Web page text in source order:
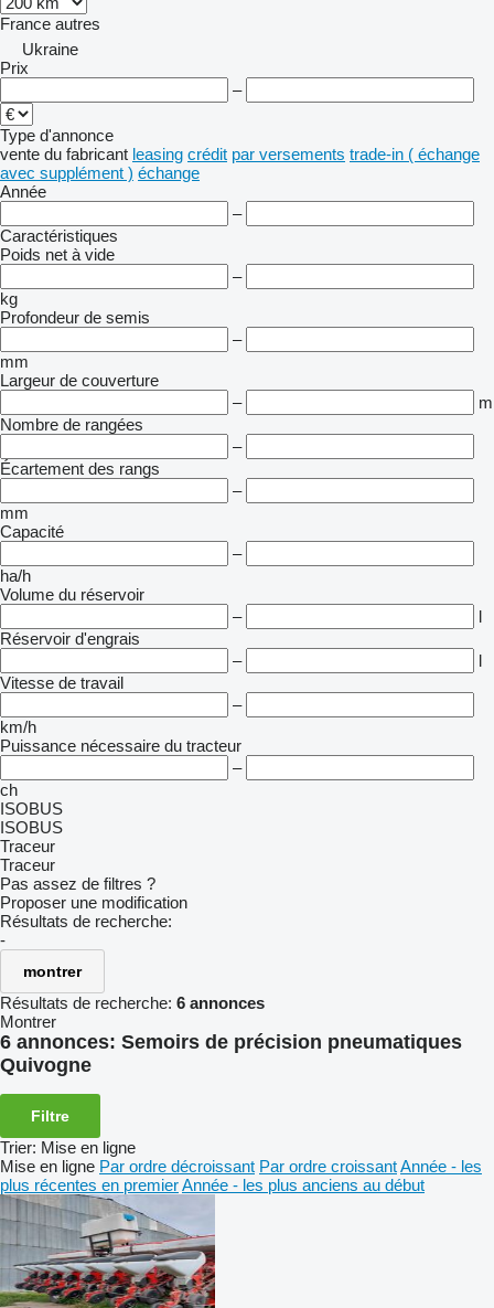
France autres
Ukraine
Prix
–
Type d'annonce
vente du fabricant leasing crédit par versements trade-in ( échange
avec supplément ) échange
Année
–
Caractéristiques
Poids net à vide
–
kg
Profondeur de semis
–
mm
Largeur de couverture
–
m
Nombre de rangées
–
Écartement des rangs
–
mm
Capacité
–
ha/h
Volume du réservoir
–
l
Réservoir d'engrais
–
l
Vitesse de travail
–
km/h
Puissance nécessaire du tracteur
–
ch
ISOBUS
ISOBUS
Traceur
Traceur
Pas assez de filtres ?
Proposer une modification
Résultats de recherche:
-
montrer
Résultats de recherche: 6 annonces
Montrer
6 annonces: Semoirs de précision pneumatiques
Quivogne
Filtre
Trier: Mise en ligne
Mise en ligne Par ordre décroissant Par ordre croissantAnnée - les
plus récentes en premierAnnée - les plus anciens au début